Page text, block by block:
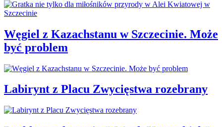
Węgiel z Kazachstanu w Szczecinie. Może
być problem
Labirynt z Placu Zwycięstwa rozebrany